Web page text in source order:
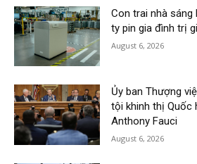
Con trai nhà sáng
ty pin gia đình trị
August 6, 2026
Ủy ban Thượng
tội khinh thị Quốc
Anthony Fauci
August 6, 2026